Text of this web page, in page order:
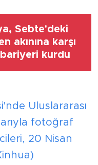
Sebte'deki
akınına karşı
kurdu
Uluslararası
fotoğraf
20 Nisan